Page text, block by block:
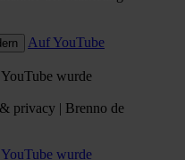
Auf YouTube
wurde
privacy | Brenno de
wurde